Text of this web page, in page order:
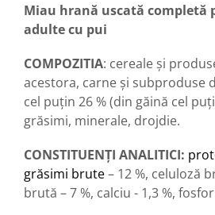
Miau hrană uscată completă
adulte cu pui
COMPOZITIA: cereale și
acestora, carne şi subproduse
cel puţin 26 % (din găină cel
grăsimi, minerale, drojdie.
CONSTITUENȚI ANALITICI:
grăsimi brute– 12 %, celuloză
brută – 7 %, calciu - 1,3 %, fosfor